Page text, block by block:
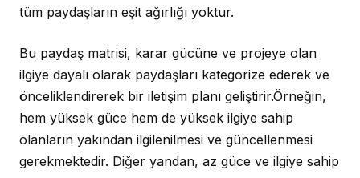
tüm paydaşların eşit ağırlığı yoktur.
Bu paydaş matrisi, karar gücüne ve projeye olan
ilgiye dayalı olarak paydaşları kategorize ederek ve
önceliklendirerek bir iletişim planı geliştirir.Örneğin,
hem yüksek güce hem de yüksek ilgiye sahip
olanların yakından ilgilenilmesi ve güncellenmesi
gerekmektedir. Diğer yandan, az güce ve ilgiye sahip